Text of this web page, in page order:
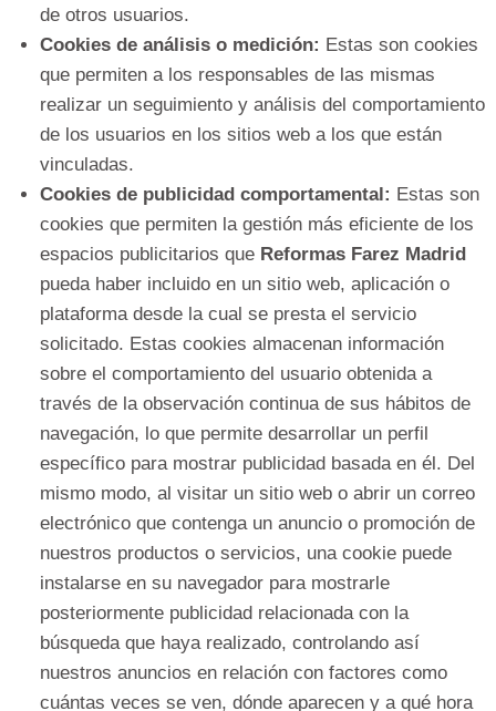
de otros usuarios.
Cookies de análisis o medición: Estas son cookies
que permiten a los responsables de las mismas
realizar un seguimiento y análisis del comportamiento
de los usuarios en los sitios web a los que están
vinculadas.
Cookies de publicidad comportamental: Estas son
cookies que permiten la gestión más eficiente de los
espacios publicitarios que Reformas Farez Madrid
pueda haber incluido en un sitio web, aplicación o
plataforma desde la cual se presta el servicio
solicitado. Estas cookies almacenan información
sobre el comportamiento del usuario obtenida a
través de la observación continua de sus hábitos de
navegación, lo que permite desarrollar un perfil
específico para mostrar publicidad basada en él. Del
mismo modo, al visitar un sitio web o abrir un correo
electrónico que contenga un anuncio o promoción de
nuestros productos o servicios, una cookie puede
instalarse en su navegador para mostrarle
posteriormente publicidad relacionada con la
búsqueda que haya realizado, controlando así
nuestros anuncios en relación con factores como
cuántas veces se ven, dónde aparecen y a qué hora